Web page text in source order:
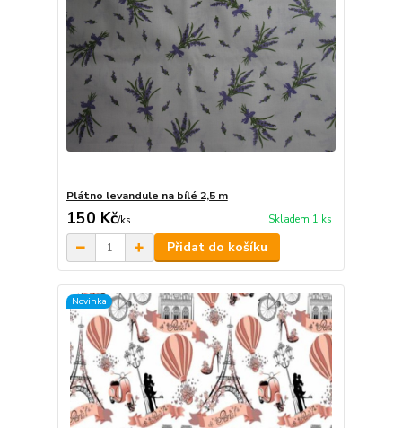
Plátno levandule na bílé 2,5 m
150 Kč/ks Skladem 1 ks
Přidat do košíku
Novinka